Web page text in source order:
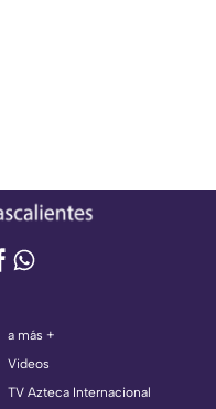
a más +
Videos
TV Azteca Internacional